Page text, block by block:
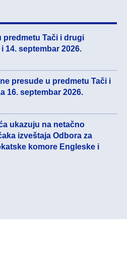
predmetu Tači i drugi
14. septembar 2026.
presude u predmetu Tači i
16. septembar 2026.
ukazuju na netačno
izveštaja Odbora za
komore Engleske i